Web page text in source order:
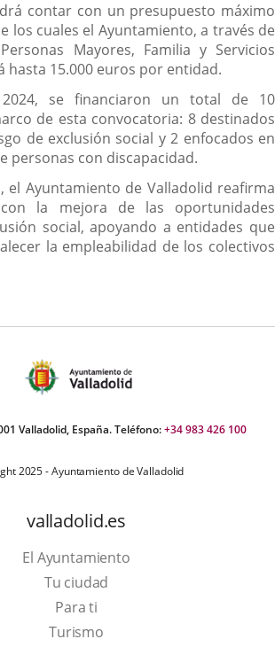
contar con un presupuesto máximo
los cuales el Ayuntamiento, a través de
Mayores, Familia y Servicios
hasta 15.000 euros por entidad.
se financiaron un total de 10
de esta convocatoria: 8 destinados
de exclusión social y 2 enfocados en
personas con discapacidad.
el Ayuntamiento de Valladolid reafirma
la mejora de las oportunidades
social, apoyando a entidades que
la empleabilidad de los colectivos
Valladolid, España. Teléfono:+34 983 426 100
2025 - Ayuntamiento de Valladolid
valladolid.es
El Ayuntamiento
Tu ciudad
Para ti
TurismoEste